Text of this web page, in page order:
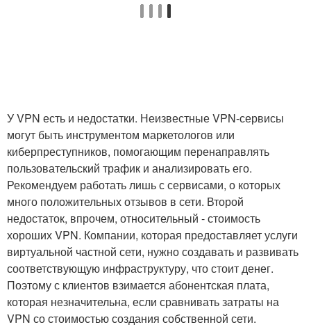
У VPN есть и недостатки. Неизвестные VPN-сервисы
могут быть инструментом маркетологов или
киберпреступников, помогающим перенаправлять
пользовательский трафик и анализировать его.
Рекомендуем работать лишь с сервисами, о которых
много положительных отзывов в сети. Второй
недостаток, впрочем, относительный - стоимость
хороших VPN. Компании, которая предоставляет услуги
виртуальной частной сети, нужно создавать и развивать
соответствующую инфраструктуру, что стоит денег.
Поэтому с клиентов взимается абонентская плата,
которая незначительна, если сравнивать затраты на
VPN со стоимостью создания собственной сети.